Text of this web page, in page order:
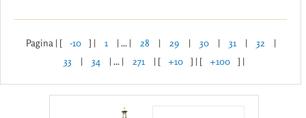
Pagina | [ -10 ] | 1 | ... | 28 | 29 | 30 | 31 | 32
|
33
| 34 | ... | 271 | [ +10 ] | [ +100 ] |